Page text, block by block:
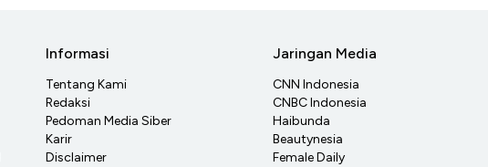
Informasi
Tentang Kami
Redaksi
Pedoman Media Siber
Karir
Disclaimer
Jaringan Media
CNN Indonesia
CNBC Indonesia
Haibunda
Beautynesia
Female Daily